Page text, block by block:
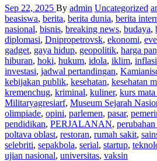
Sep 22, 2025 By admin Uncategorized
beasiswa, berita, berita dunia, berita
nasional, bisnis, breaking news, budaya,
diplomasi, Dnipropetrovsk, ekonomi,
gadget, gaya hidup, geopolitik, harga
hiburan, hoki, hukum, idola, iklim, inflasi
investasi, jadwal pertandingan,
kebijakan publik, kesehatan, kesehatan
kremenchug, kriminal, kuliner, kurs
Militaryagresiarf, Museum Sejarah
olimpiade, opini, parlemen, pasar,
pendidikan, PERJALANAN,
poltava oblast, restoran, rumah sakit,
selebriti, sepakbola, serial, startup,
ujian nasional, universitas, vaksin